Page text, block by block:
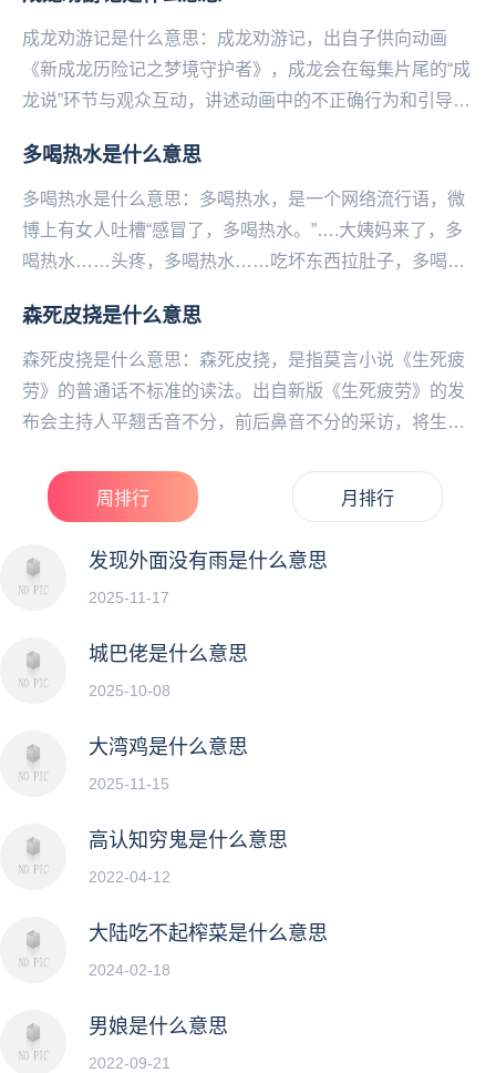
成龙劝游记是什么意思：成龙劝游记，出自子供向动画
《新成龙历险记之梦境守护者》，成龙会在每集片尾的“成
龙说”环节与观众互动，讲述动画中的不正确行为和引导观
多喝热水是什么意思
多喝热水是什么意思：多喝热水，是一个网络流行语，微
博上有女人吐槽“感冒了，多喝热水。”….大姨妈来了，多
喝热水……头疼，多喝热水……吃坏东西拉肚子，多喝热
森死皮挠是什么意思
森死皮挠是什么意思：森死皮挠，是指莫言小说《生死疲
劳》的普通话不标准的读法。出自新版《生死疲劳》的发
布会主持人平翘舌音不分，前后鼻音不分的采访，将生死
学...
周排行 月排行
发现外面没有雨是什么意思
2025-11-17
城巴佬是什么意思
2025-10-08
大湾鸡是什么意思
2025-11-15
高认知穷鬼是什么意思
2022-04-12
大陆吃不起榨菜是什么意思
2024-02-18
男娘是什么意思
2022-09-21